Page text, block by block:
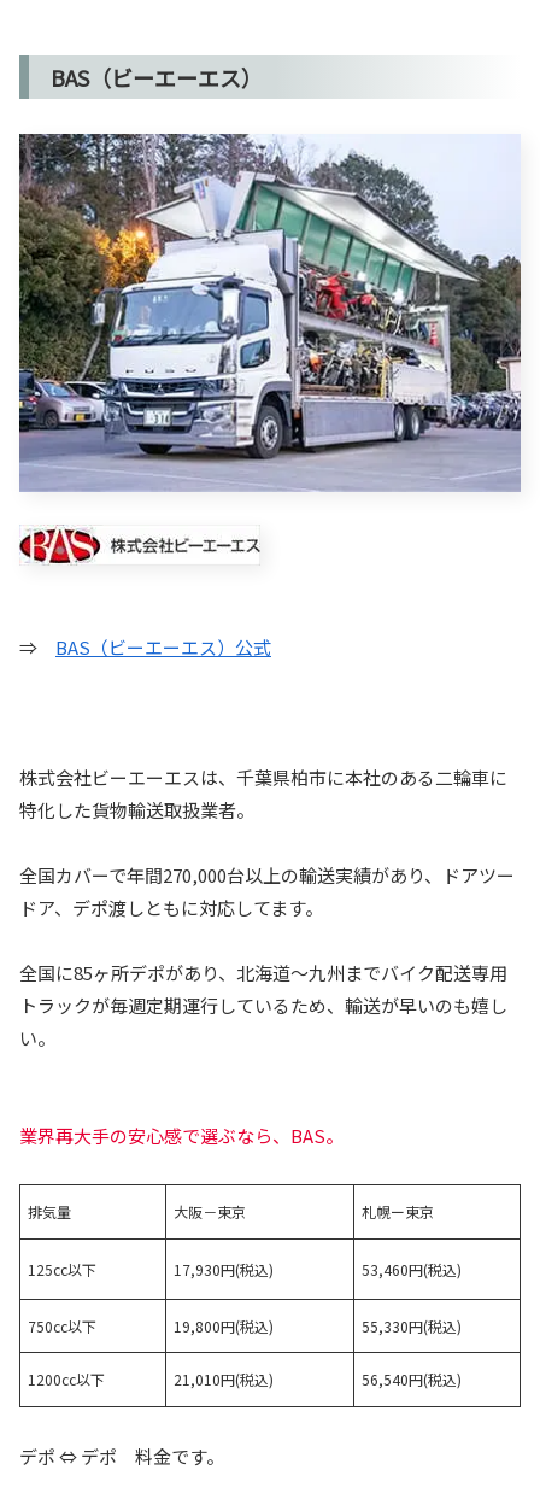
BAS（ビーエーエス）
⇒ BAS（ビーエーエス）公式
株式会社ビーエーエスは、千葉県柏市に本社のある二輪車に
特化した貨物輸送取扱業者。
全国カバーで年間270,000台以上の輸送実績があり、ドアツー
ドア、デポ渡しともに対応してます。
全国に85ヶ所デポがあり、北海道～九州までバイク配送専用
トラックが毎週定期運行しているため、輸送が早いのも嬉し
い。
業界再大手の安心感で選ぶなら、BAS。
排気量 大阪－東京 札幌ー東京
125cc以下 17,930円(税込) 53,460円(税込)
750cc以下 19,800円(税込) 55,330円(税込)
1200cc以下 21,010円(税込) 56,540円(税込)
デポ ⇔ デポ 料金です。